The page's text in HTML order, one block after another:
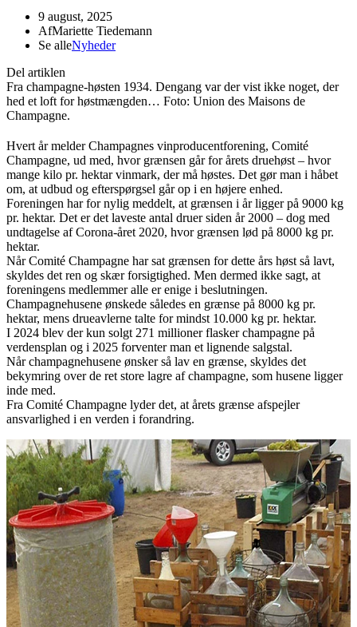
9 august, 2025
AfMariette Tiedemann
Se alleNyheder
Del artiklen
Fra champagne-høsten 1934. Dengang var der vist ikke noget, der
hed et loft for høstmængden… Foto: Union des Maisons de
Champagne.
Hvert år melder Champagnes vinproducentforening, Comité
Champagne, ud med, hvor grænsen går for årets druehøst – hvor
mange kilo pr. hektar vinmark, der må høstes. Det gør man i håbet
om, at udbud og efterspørgsel går op i en højere enhed.
Foreningen har for nylig meddelt, at grænsen i år ligger på 9000 kg
pr. hektar. Det er det laveste antal druer siden år 2000 – dog med
undtagelse af Corona-året 2020, hvor grænsen lød på 8000 kg pr.
hektar.
Når Comité Champagne har sat grænsen for dette års høst så lavt,
skyldes det ren og skær forsigtighed. Men dermed ikke sagt, at
foreningens medlemmer alle er enige i beslutningen.
Champagnehusene ønskede således en grænse på 8000 kg pr.
hektar, mens drueavlerne talte for mindst 10.000 kg pr. hektar.
I 2024 blev der kun solgt 271 millioner flasker champagne på
verdensplan og i 2025 forventer man et lignende salgstal.
Når champagnehusene ønsker så lav en grænse, skyldes det
bekymring over de ret store lagre af champagne, som husene ligger
inde med.
Fra Comité Champagne lyder det, at årets grænse afspejler
ansvarlighed i en verden i forandring.